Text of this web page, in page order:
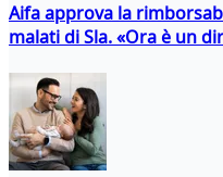
Aifa approva la
malati di Sla. «Ora è un